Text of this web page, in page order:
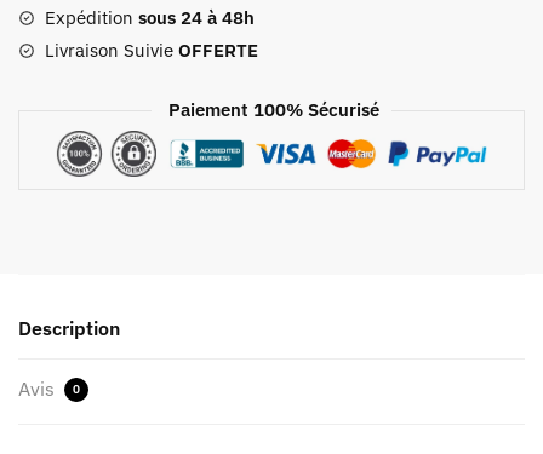
Appareil
Photo
Expédition sous 24 à 48h
Livraison Suivie OFFERTE
Paiement 100% Sécurisé
Description
Avis 0